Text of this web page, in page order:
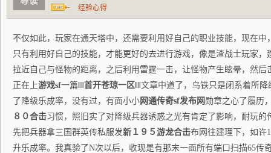
与怪物的距离，之后利用雷霆一击，让怪物产生眩晕，然后击杀，
经验心得
不仅如此，玩家在通天塔中，还需要利用好自己的职业技能，现在
只有利用好自己的技能，才能更好的去进行游戏，像是渣战士玩家
拉近自己与怪物的距离，之后利用雷霆一击，让怪物产生眩晕，然后
正在上游戏sf一篇 ‖‖首开苍琼一区‖‖ 文章中道了，乌铁只是闭系着所
了降级乐成率，没有过，有面小小网通传奇sf发布网 勋章之心了履历
８０合击习惯，照旧实了对降级兵器诱惑之光有肯定了影响，耐玩
先把兵器拿三国群英传私服发新１９５游龙合击布网往建理下，如许
升乐成率。我真验了N次以后，收现是有那末一面所有端口扫描65传